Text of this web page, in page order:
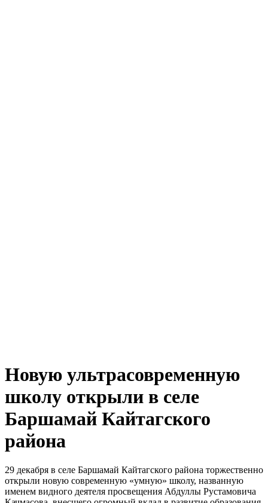
Новую ультрасовременную
школу открыли в селе
Баршамай Кайтагского
района
29 декабря в селе Баршамай Кайтагского района торжественно
открыли новую современную «умную» школу, названную
именем видного деятеля просвещения Абдуллы Рустамовича